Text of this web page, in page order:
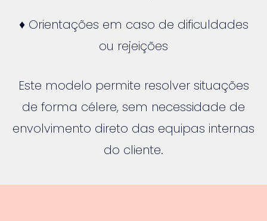
♦ Orientações em caso de dificuldades
ou rejeições
Este modelo permite resolver situações
de forma célere, sem necessidade de
envolvimento direto das equipas internas
do cliente.